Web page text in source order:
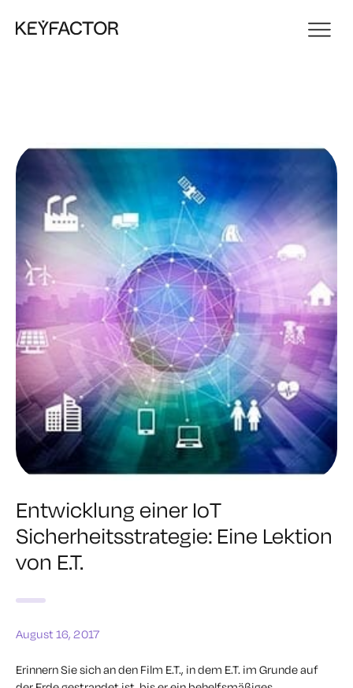
Entwicklung einer IoT
Sicherheitsstrategie: Eine Lektion
von E.T.
August 16, 2017
Erinnern Sie sich an den Film E.T., in dem E.T. im Grunde auf